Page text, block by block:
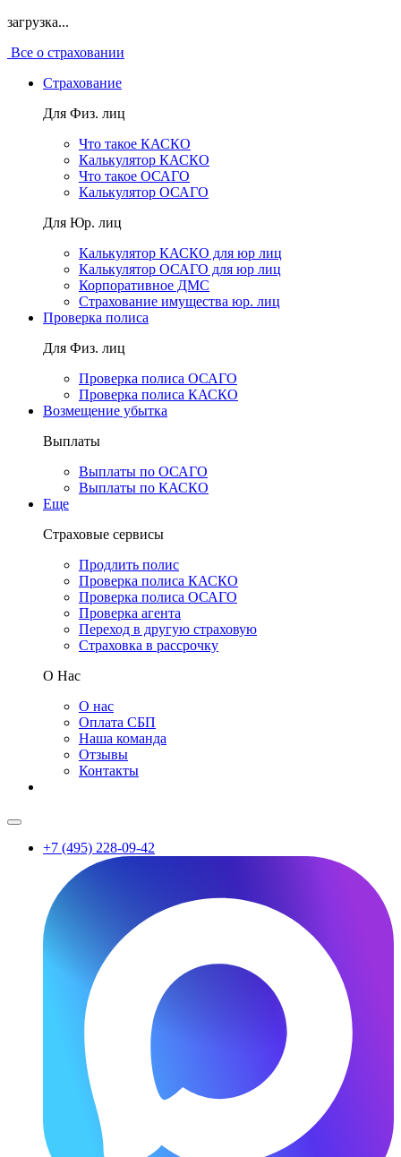
загрузка...
Все о страховании
Страхование
Для Физ. лиц
Что такое КАСКО
Калькулятор КАСКО
Что такое ОСАГО
Калькулятор ОСАГО
Для Юр. лиц
Калькулятор КАСКО для юр лиц
Калькулятор ОСАГО для юр лиц
Корпоративное ДМС
Страхование имущества юр. лиц
Проверка полиса
Для Физ. лиц
Проверка полиса ОСАГО
Проверка полиса КАСКО
Возмещение убытка
Выплаты
Выплаты по ОСАГО
Выплаты по КАСКО
Еще
Страховые сервисы
Продлить полис
Проверка полиса КАСКО
Проверка полиса ОСАГО
Проверка агента
Переход в другую страховую
Страховка в рассрочку
О Нас
О нас
Оплата СБП
Наша команда
Отзывы
Контакты
+7 (495) 228-09-42